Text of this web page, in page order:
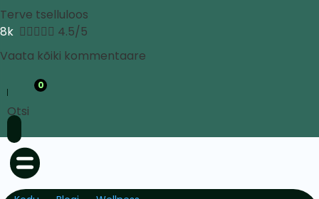
Terve tselluloos
8k  4.5/5
Vaata kõiki kommentaare
0
Otsi